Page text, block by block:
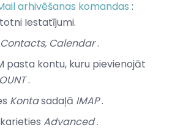
arhivēšanas komandas :
Iestatījumi.
Calendar.
pasta kontu, kuru pievienojāt
.
Kontasadaļā IMAP.
Advanced.